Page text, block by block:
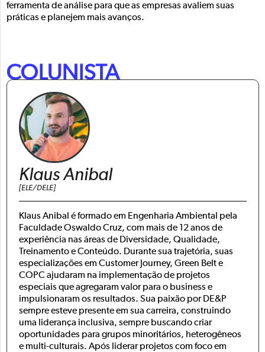
ferramenta de análise para que as empresas avaliem suas
práticas e planejem mais avanços.
COLUNISTA
Klaus Anibal
[ELE/DELE]
Klaus Anibal é formado em Engenharia Ambiental pela
Faculdade Oswaldo Cruz, com mais de 12 anos de
experiência nas áreas de Diversidade, Qualidade,
Treinamento e Conteúdo. Durante sua trajetória, suas
especializações em Customer Journey, Green Belt e
COPC ajudaram na implementação de projetos
especiais que agregaram valor para o business e
impulsionaram os resultados. Sua paixão por DE&P
sempre esteve presente em sua carreira, construindo
uma liderança inclusiva, sempre buscando criar
oportunidades para grupos minoritários, heterogêneos
e multi-culturais. Após liderar projetos com foco em